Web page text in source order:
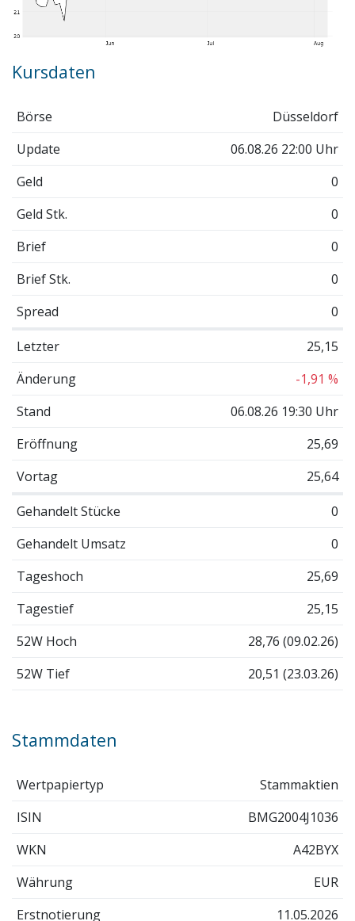
Kursdaten
Börse
Düsseldorf
Update
06.08.26 22:00 Uhr
Geld
0
Geld Stk.
0
Brief
0
Brief Stk.
0
Spread
0
Letzter
25,15
Änderung
-1,91 %
Stand
06.08.26 19:30 Uhr
Eröffnung
25,69
Vortag
25,64
Gehandelt Stücke
0
Gehandelt Umsatz
0
Tageshoch
25,69
Tagestief
25,15
52W Hoch
28,76 (09.02.26)
52W Tief
20,51 (23.03.26)
Stammdaten
Wertpapiertyp
Stammaktien
ISIN
BMG2004J1036
WKN
A42BYX
Währung
EUR
Erstnotierung
11.05.2026